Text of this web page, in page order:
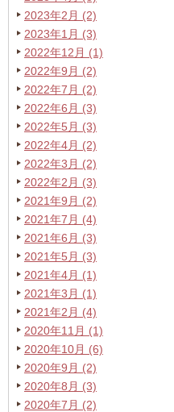
2023年2月 (2)
2023年1月 (3)
2022年12月 (1)
2022年9月 (2)
2022年7月 (2)
2022年6月 (3)
2022年5月 (3)
2022年4月 (2)
2022年3月 (2)
2022年2月 (3)
2021年9月 (2)
2021年7月 (4)
2021年6月 (3)
2021年5月 (3)
2021年4月 (1)
2021年3月 (1)
2021年2月 (4)
2020年11月 (1)
2020年10月 (6)
2020年9月 (2)
2020年8月 (3)
2020年7月 (2)